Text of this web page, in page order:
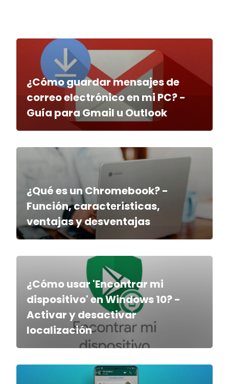
¿Cómo guardar mensajes de
correo electrónico en mi PC? -
Guía para Gmail u Outlook
¿Qué es un Chromebook? -
Función, caracteristicas,
ventajas y desventajas
¿Cómo usar 'Encontrar mi
dispositivo' en Windows 10? -
Activar y desactivar
localización